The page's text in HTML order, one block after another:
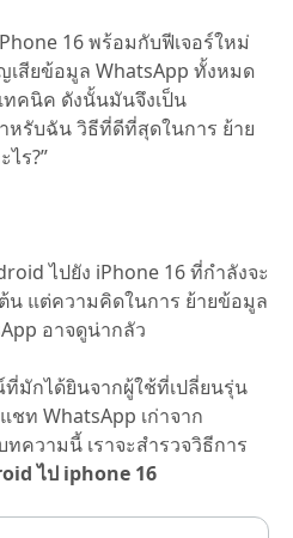
16 พร้อมกับฟีเจอร์ใหม่
เสียข้อมูล WhatsApp ทั้งหมด
ทคนิค ดังนั้นมันจึงเป็น
รับฉัน วิธีที่ดีที่สุดในการ ย้าย
ร?”
ไปยัง iPhone 16 ที่กำลังจะ
น แต่ความคิดในการ ย้ายข้อมูล
อาจดูน่ากลัว
มักได้ยินจากผู้ใช้ที่เปลี่ยนรุ่น
ชท WhatsApp เก่าจาก
ความนี้ เราจะสำรวจวิธีการ
ไป iphone 16